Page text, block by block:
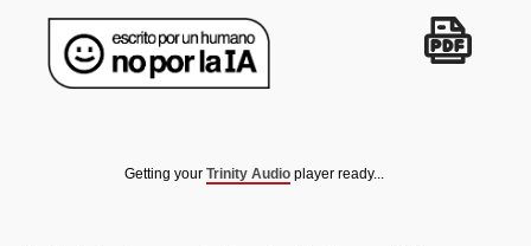
Getting your Trinity Audio player ready...